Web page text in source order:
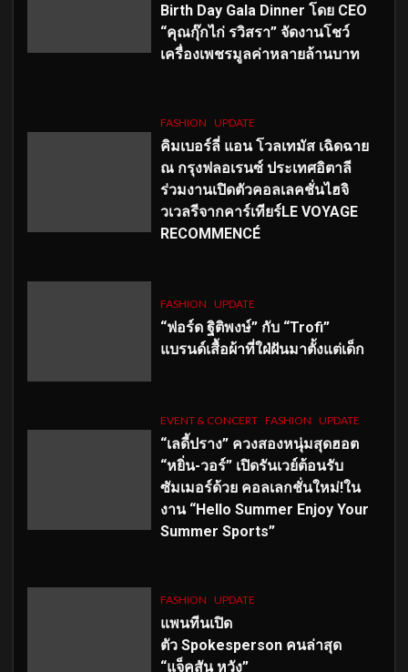
Birth Day Gala Dinner โดย CEO
“คุณกุ๊กไก่ รวิสรา” จัดงานโชว์
เครื่องเพชรมูลค่าหลายล้านบาท
FASHION UPDATE
คิมเบอร์ลี่ แอน โวลเทมัส เฉิดฉาย
ณ กรุงฟลอเรนซ์ ประเทศอิตาลี
ร่วมงานเปิดตัวคอลเลคชั่นไฮจิ
วเวลรีจากคาร์เทียร์LE VOYAGE
RECOMMENCÉ
FASHION UPDATE
“ฟอร์ด ฐิติพงษ์” กับ “Trofi”
แบรนด์เสื้อผ้าที่ใฝ่ฝันมาตั้งแต่เด็ก
EVENT & CONCERT FASHION UPDATE
“เลดี้ปราง” ควงสองหนุ่มสุดฮอต
“หยิ่น-วอร์” เปิดรันเวย์ต้อนรับ
ซัมเมอร์ด้วย คอลเลกชั่นใหม่!ใน
งาน “Hello Summer Enjoy Your
Summer Sports”
FASHION UPDATE
แพนทีนเปิด
ตัว Spokesperson คนล่าสุด
“แจ็คสัน หวัง”